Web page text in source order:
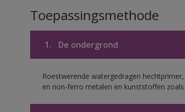
Toepassingsmethode
1. De ondergrond
Roestwerende watergedragen
en non-ferro metalen en kunststoffen zoals